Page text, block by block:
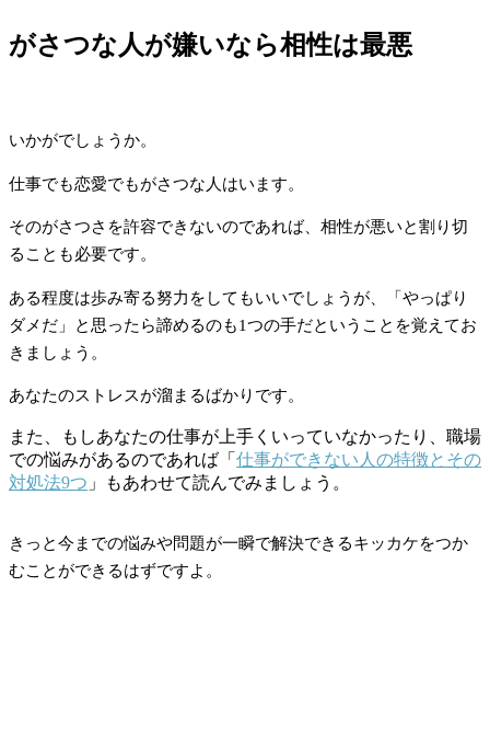
がさつな人が嫌いなら相性は最悪
いかがでしょうか。
仕事でも恋愛でもがさつな人はいます。
そのがさつさを許容できないのであれば、相性が悪いと割り切
ることも必要です。
ある程度は歩み寄る努力をしてもいいでしょうが、「やっぱり
ダメだ」と思ったら諦めるのも1つの手だということを覚えてお
きましょう。
あなたのストレスが溜まるばかりです。
また、もしあなたの仕事が上手くいっていなかったり、職場
での悩みがあるのであれば「 仕事ができない人の特徴とその
対処法9つ 」もあわせて読んでみましょう。
きっと今までの悩みや問題が一瞬で解決できるキッカケをつか
むことができるはずですよ。